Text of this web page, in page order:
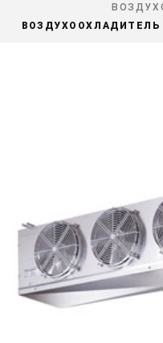
ВОЗДУХООХЛАДИТЕЛЬ